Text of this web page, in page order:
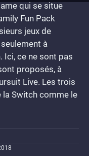
qui se situe
Fun Pack
jeux de
à
Ici, ce ne sont pas
proposés, à
Live. Les trois
la Switch comme le